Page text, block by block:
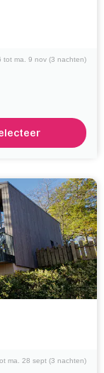
tot ma. 9 nov (3 nachten)
ma. 28 sept (3 nachten)